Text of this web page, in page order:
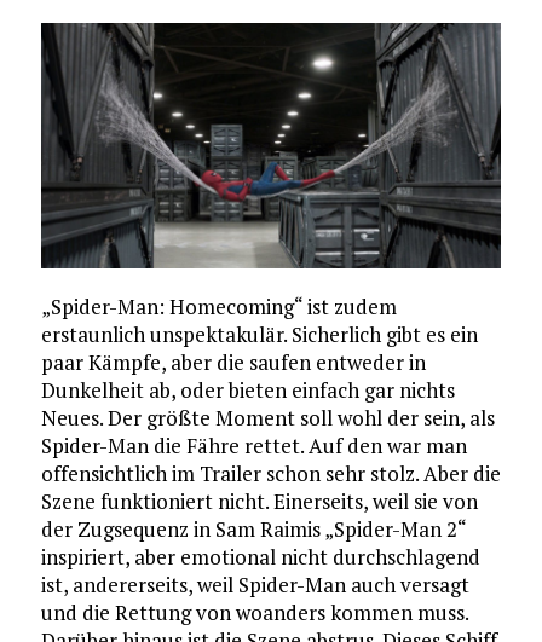
„Spider-Man: Homecoming“ ist zudem
erstaunlich unspektakulär. Sicherlich gibt es ein
paar Kämpfe, aber die saufen entweder in
Dunkelheit ab, oder bieten einfach gar nichts
Neues. Der größte Moment soll wohl der sein, als
Spider-Man die Fähre rettet. Auf den war man
offensichtlich im Trailer schon sehr stolz. Aber die
Szene funktioniert nicht. Einerseits, weil sie von
der Zugsequenz in Sam Raimis „Spider-Man 2“
inspiriert, aber emotional nicht durchschlagend
ist, andererseits, weil Spider-Man auch versagt
und die Rettung von woanders kommen muss.